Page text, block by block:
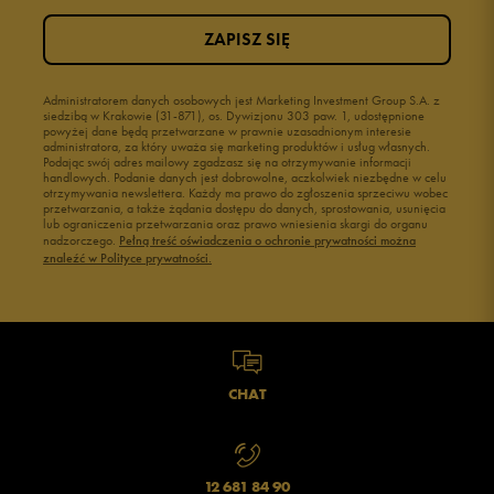
Administratorem danych osobowych jest Marketing Investment Group S.A. z
siedzibą w Krakowie (31-871), os. Dywizjonu 303 paw. 1, udostępnione
powyżej dane będą przetwarzane w prawnie uzasadnionym interesie
administratora, za który uważa się marketing produktów i usług własnych.
Podając swój adres mailowy zgadzasz się na otrzymywanie informacji
handlowych. Podanie danych jest dobrowolne, aczkolwiek niezbędne w celu
otrzymywania newslettera. Każdy ma prawo do zgłoszenia sprzeciwu wobec
przetwarzania, a także żądania dostępu do danych, sprostowania, usunięcia
lub ograniczenia przetwarzania oraz prawo wniesienia skargi do organu
nadzorczego. Pełną treść oświadczenia o ochronie prywatności można
znaleźć w Polityce prywatności.
ZAPISZ SIĘ
CHAT
12 681 84 90